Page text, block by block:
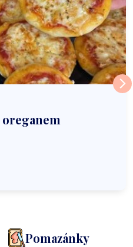
Pomazánky